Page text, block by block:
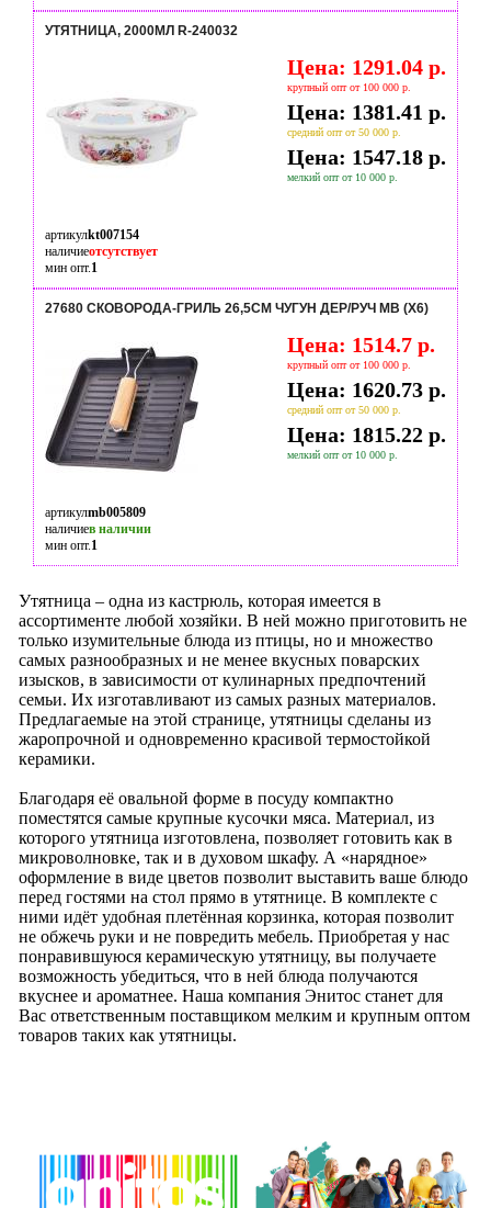
УТЯТНИЦА, 2000МЛ R-240032
Цена: 1291.04 р.
крупный опт от 100 000 р.
Цена: 1381.41 р.
средний опт от 50 000 р.
Цена: 1547.18 р.
мелкий опт от 10 000 р.
артикулkt007154
наличиеотсутствует
мин опт.1
27680 СКОВОРОДА-ГРИЛЬ 26,5СМ ЧУГУН ДЕР/РУЧ MB (Х6)
Цена: 1514.7 р.
крупный опт от 100 000 р.
Цена: 1620.73 р.
средний опт от 50 000 р.
Цена: 1815.22 р.
мелкий опт от 10 000 р.
артикулmb005809
наличиев наличии
мин опт.1
Утятница – одна из кастрюль, которая имеется в
ассортименте любой хозяйки. В ней можно приготовить не
только изумительные блюда из птицы, но и множество
самых разнообразных и не менее вкусных поварских
изысков, в зависимости от кулинарных предпочтений
семьи. Их изготавливают из самых разных материалов.
Предлагаемые на этой странице, утятницы сделаны из
жаропрочной и одновременно красивой термостойкой
керамики.
Благодаря её овальной форме в посуду компактно
поместятся самые крупные кусочки мяса. Материал, из
которого утятница изготовлена, позволяет готовить как в
микроволновке, так и в духовом шкафу. А «нарядное»
оформление в виде цветов позволит выставить ваше блюдо
перед гостями на стол прямо в утятнице. В комплекте с
ними идёт удобная плетённая корзинка, которая позволит
не обжечь руки и не повредить мебель. Приобретая у нас
понравившуюся керамическую утятницу, вы получаете
возможность убедиться, что в ней блюда получаются
вкуснее и ароматнее. Наша компания Энитос станет для
Вас ответственным поставщиком мелким и крупным оптом
товаров таких как утятницы.